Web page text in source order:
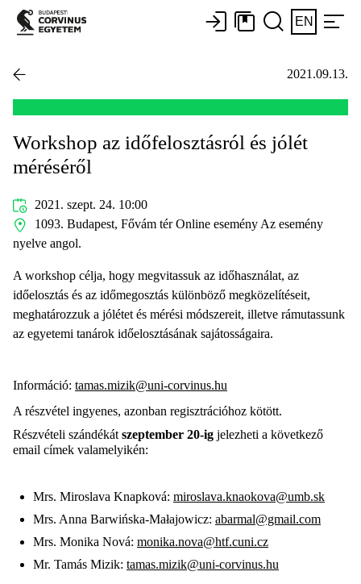
EN
2021.09.13.
Workshop az időfelosztásról és jólét
méréséről
2021. szept. 24. 10:00
1093. Budapest, Fővám tér Online esemény Az esemény
nyelve angol.
A workshop célja, hogy megvitassuk az időhasználat, az
időelosztás és az időmegosztás különböző megközelítéseit,
meghatározzuk a jólétet és mérési módszereit, illetve rámutassunk
az egyetemi tanárok időelosztásának sajátosságaira.
Információ: tamas.mizik@uni-corvinus.hu
A részvétel ingyenes, azonban regisztrációhoz kötött.
Részvételi szándékát szeptember 20-ig jelezheti a következő
email címek valamelyikén:
Mrs. Miroslava Knapková: miroslava.knaokova@umb.sk
Mrs. Anna Barwińska-Małajowicz: abarmal@gmail.com
Mrs. Monika Nová: monika.nova@htf.cuni.cz
Mr. Tamás Mizik: tamas.mizik@uni-corvinus.hu